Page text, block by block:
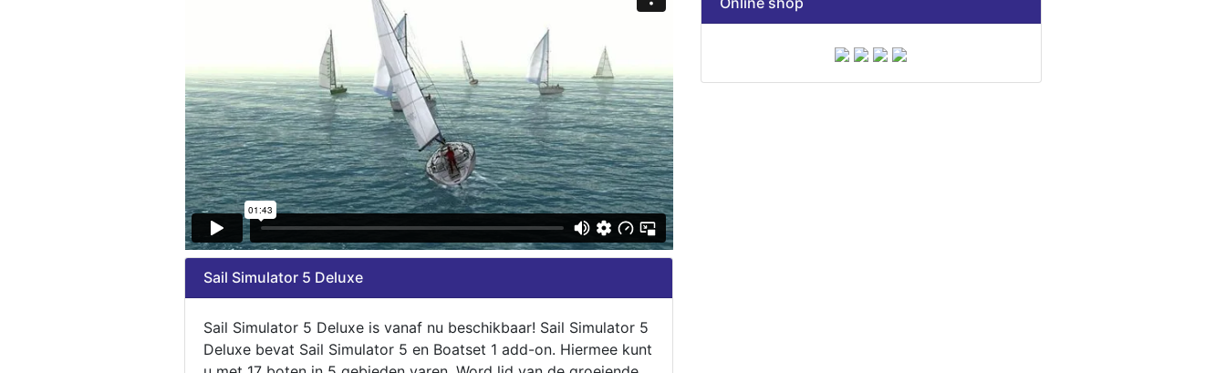
Sail Simulator 5 Deluxe
Sail Simulator 5 Deluxe is vanaf nu beschikbaar! Sail Simulator 5
Deluxe bevat Sail Simulator 5 en Boatset 1 add-on. Hiermee kunt